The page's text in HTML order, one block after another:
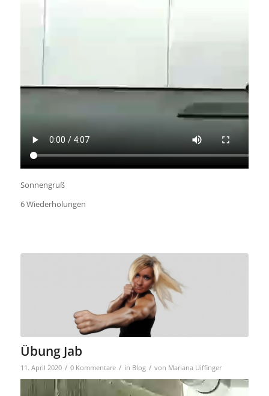
Sonnengruß
6 Wiederholungen
Übung Jab
11. April 2020 / 0 Kommentare / in Blog / von Mariana Uiffinger